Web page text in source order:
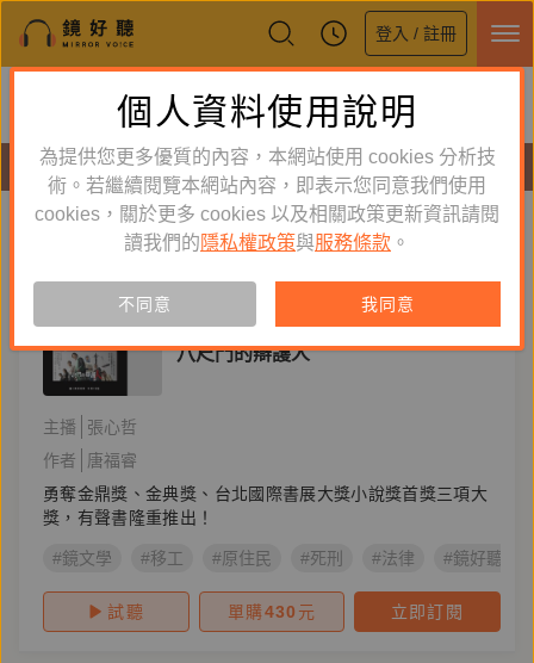
登入 / 註冊
鏡好聽全新APP上線
體驗全面升級，即刻下載
有聲書
原著小說 新到舊 舊到新
有聲書
八尺門的辯護人
主播
張心哲
作者
唐福睿
勇奪金鼎獎、金典獎、台北國際書展大獎小說獎首獎三項大
獎，有聲書隆重推出！
#鏡文學 #移工 #原住民 #死刑 #法律 #鏡好聽製
試聽 單購430 元 立即訂閱
個人資料使用說明
為提供您更多優質的內容，本網站使用 cookies 分析技
術。若繼續閱覽本網站內容，即表示您同意我們使用
cookies，關於更多 cookies 以及相關政策更新資訊請閱
讀我們的 隱私權政策與服務條款 。
不同意 我同意